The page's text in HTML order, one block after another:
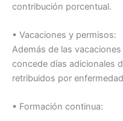
contribución porcentual.
• Vacaciones y permisos:
Además de las
concede días adicionales
retribuidos por
• Formación continua: